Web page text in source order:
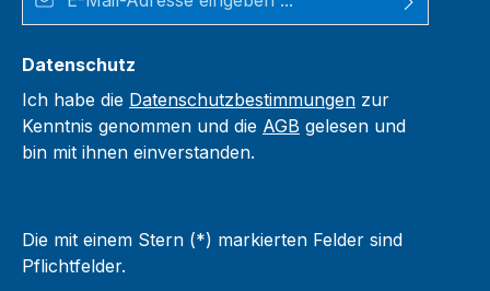
Datenschutz
Ich habe die Datenschutzbestimmungen zur
Kenntnis genommen und die AGB gelesen und
bin mit ihnen einverstanden.
Die mit einem Stern (*) markierten Felder sind
Pflichtfelder.